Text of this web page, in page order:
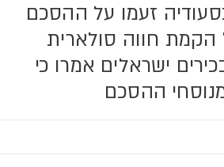
זעמו על ההסכם
הקמת חווה סולארית
ישראלים אמרו כי
ההסכם